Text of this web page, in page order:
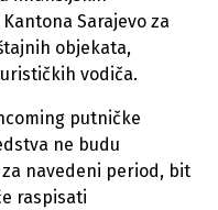
Sarajevo za
objekata,
vodiča.
putničke
ne budu
navedeni period, bit
raspisati